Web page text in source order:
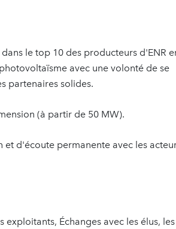
le top 10 des producteurs d'ENR
avec une volonté de se
partenaires solides.
(à partir de 50 MW).
d'écoute permanente avec les
Échanges avec les élus, les